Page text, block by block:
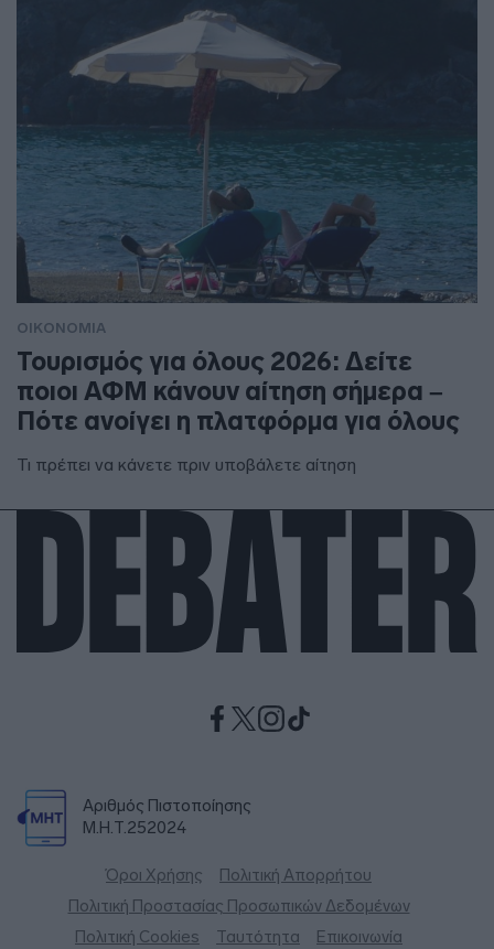
ΟΙΚΟΝΟΜΙΑ
Τουρισμός για όλους 2026: Δείτε
ποιοι ΑΦΜ κάνουν αίτηση σήμερα –
Πότε ανοίγει η πλατφόρμα για όλους
Τι πρέπει να κάνετε πριν υποβάλετε αίτηση
Αριθμός Πιστοποίησης
Μ.Η.Τ.252024
Όροι Χρήσης
Πολιτική Απορρήτου
Πολιτική Προστασίας Προσωπικών Δεδομένων
Πολιτική Cookies
Ταυτότητα Επικοινωνία